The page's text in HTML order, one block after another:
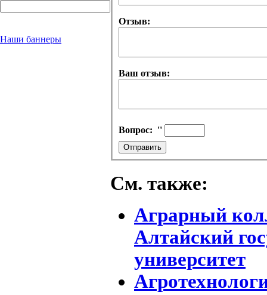
Наши баннеры
Отзыв:
Ваш отзыв:
Вопрос: ''
См. также:
Аграрный
Алтайский
университет